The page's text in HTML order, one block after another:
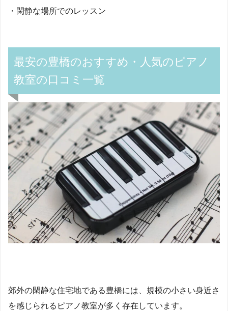
・閑静な場所でのレッスン
最安の豊橋のおすすめ・人気のピアノ
教室の口コミ一覧
郊外の閑静な住宅地である豊橋には、規模の小さい身近さ
を感じられるピアノ教室が多く存在しています。